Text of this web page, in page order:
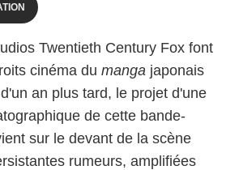
Twentieth Century Fox font
cinéma du manga japonais
an plus tard, le projet d'une
de cette bande-
sur le devant de la scène
rumeurs, amplifiées